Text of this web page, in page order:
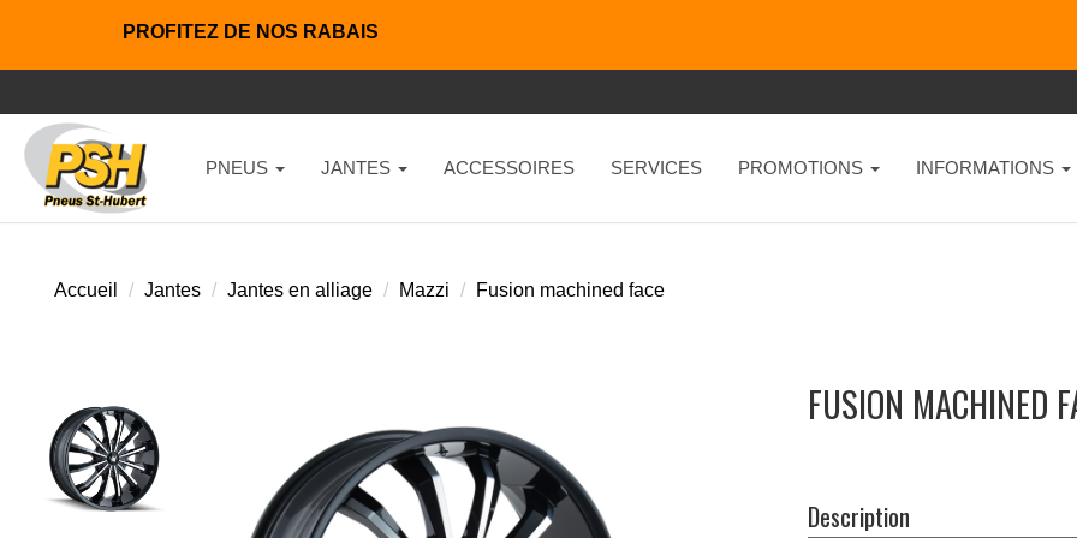
PROFITEZ DE NOS RABAIS
PNEUS JANTES ACCESSOIRES SERVICES PROMOTIONS INFORMATIONS
Accueil Jantes Jantes en alliage Mazzi Fusion machined face
FUSION MACHINED
Description